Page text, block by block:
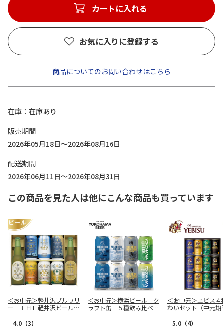
カートに入れる
お気に入りに登録する
商品についてのお問い合わせはこちら
在庫
在庫あり
販売期間
2026年05月18日～2026年08月16日
配送期間
2026年06月11日～2026年08月31日
この商品を見た人は他にこんな商品も買っています
＜お中元＞軽井沢ブルワリ
ー ＴＨＥ軽井沢ビールセ
4.0 （3）
＜お中元＞横浜ビール ク
ラフト缶 ５種飲み比べセ
＜お中元＞ヱビス４
わいセット（中元期
5.0 （4）